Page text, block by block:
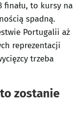
finału, to kursy na
spadną.
Portugalii aż
reprezentacji
trzeba
zostanie